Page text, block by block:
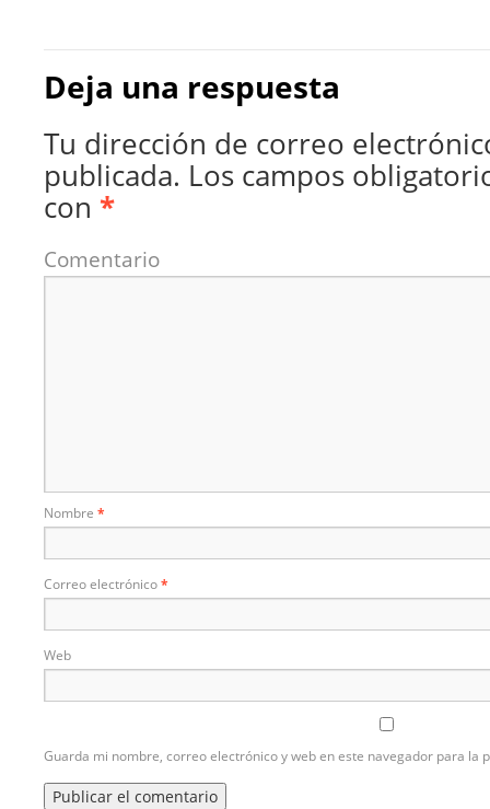
Deja una respuesta
Tu dirección de correo
publicada. Los campos
con *
Comentario
Nombre *
Correo electrónico*
Web
Guarda mi nombre, correo electrónico y web en este navegador para la